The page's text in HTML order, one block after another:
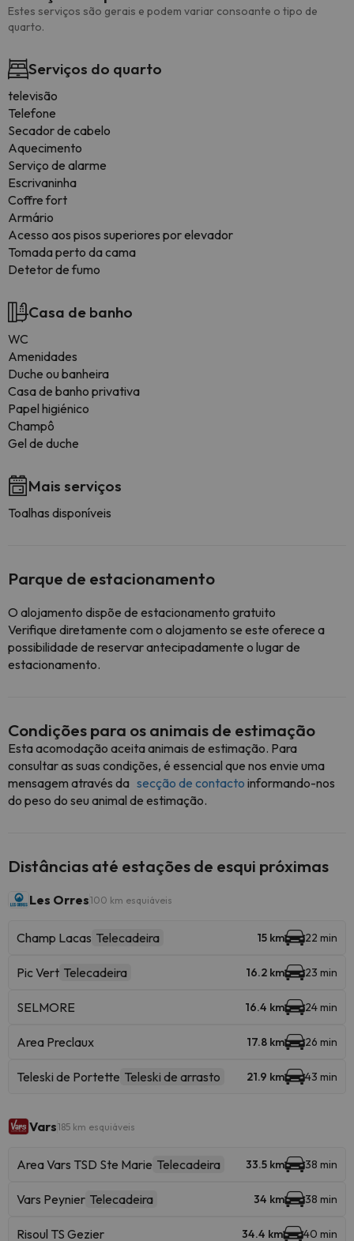
Estes serviços são gerais e podem variar consoante o tipo de
quarto.
Serviços do quarto
televisão
Telefone
Secador de cabelo
Aquecimento
Serviço de alarme
Escrivaninha
Coffre fort
Armário
Acesso aos pisos superiores por elevador
Tomada perto da cama
Detetor de fumo
Casa de banho
WC
Amenidades
Duche ou banheira
Casa de banho privativa
Papel higiénico
Champô
Gel de duche
Mais serviços
Toalhas disponíveis
Parque de estacionamento
O alojamento dispõe de estacionamento gratuito
Verifique diretamente com o alojamento se este oferece a
possibilidade de reservar antecipadamente o lugar de
estacionamento.
Condições para os animais de estimação
Esta acomodação aceita animais de estimação. Para
consultar as suas condições, é essencial que nos envie uma
mensagem através da secção de contacto informando-nos
do peso do seu animal de estimação.
Distâncias até estações de esqui próximas
Les Orres100 km esquiáveis
Champ Lacas Telecadeira 15 km 22 min
Pic Vert Telecadeira 16.2 km 23 min
SELMORE 16.4 km 24 min
Area Preclaux 17.8 km 26 min
Teleski de Portette Teleski de arrasto 21.9 km 43 min
Vars185 km esquiáveis
Area Vars TSD Ste Marie Telecadeira 33.5 km 38 min
Vars Peynier Telecadeira 34 km 38 min
Risoul TS Gezier 34.4 km 40 min